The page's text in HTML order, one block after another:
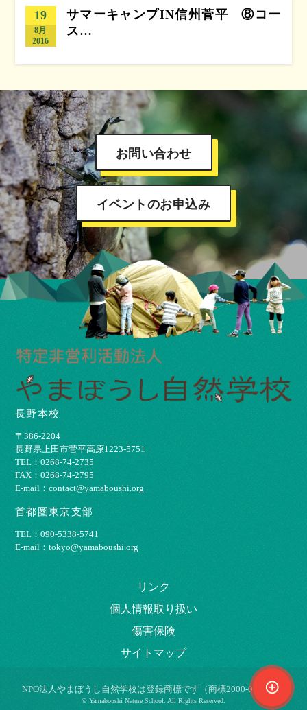
19
8月
2016
サマーキャンプIN信州菅平 ⑧コー
ス…
お問い合わせ
イベントのお申込み
長野本校
〒386-2204
⻑野県上⽥市菅平⾼原1223-5751
TEL：0268-74-2735
FAX：0268-74-2795
E-mail：contact@yamaboushi.org
首都圏東京支部
TEL：090-5338-5741
E-mail：tokyo@yamaboushi.org
リンク
個⼈情報取り扱い
傷害保険
サイトマップ
NPO法⼈やまぼうし⾃然学校は登録商標です（商標2000-009695）
© Yamaboushi Nature School. All Rights Reserved.
control_point